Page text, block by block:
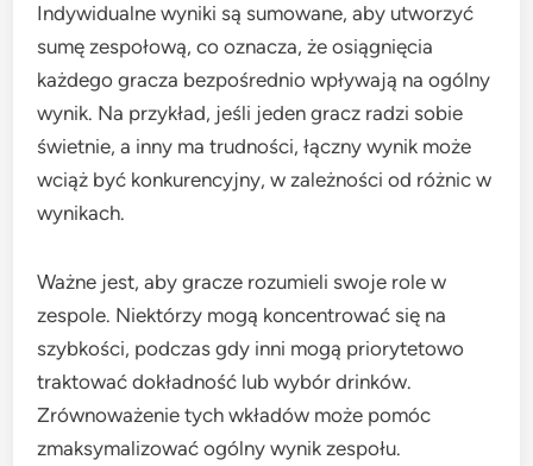
Indywidualne wyniki są sumowane, aby utworzyć
sumę zespołową, co oznacza, że osiągnięcia
każdego gracza bezpośrednio wpływają na ogólny
wynik. Na przykład, jeśli jeden gracz radzi sobie
świetnie, a inny ma trudności, łączny wynik może
wciąż być konkurencyjny, w zależności od różnic w
wynikach.
Ważne jest, aby gracze rozumieli swoje role w
zespole. Niektórzy mogą koncentrować się na
szybkości, podczas gdy inni mogą priorytetowo
traktować dokładność lub wybór drinków.
Zrównoważenie tych wkładów może pomóc
zmaksymalizować ogólny wynik zespołu.